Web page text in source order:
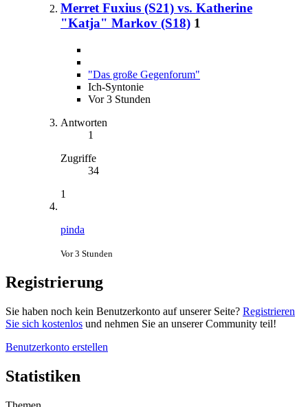
Merret Fuxius (S21) vs. Katherine
"Katja" Markov (S18) 1
"Das große Gegenforum"
Ich-Syntonie
Vor 3 Stunden
Antworten
1
Zugriffe
34
1
pinda
Vor 3 Stunden
Registrierung
Sie haben noch kein Benutzerkonto auf unserer Seite? Registrieren
Sie sich kostenlos und nehmen Sie an unserer Community teil!
Benutzerkonto erstellen
Statistiken